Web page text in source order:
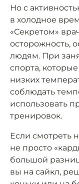
Но с
в холодное
«Секретом»
осторожность,
людям. При
спорта,
низких
соблюдать
использовать
тренировок.
Если смотреть
не просто
большой
вы на сайкл,